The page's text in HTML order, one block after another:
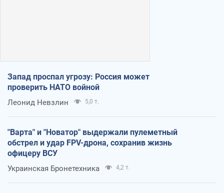
Запад проспал угрозу: Россия может
проверить НАТО войной
Леонид Невзлин 5,0 т.
"Варта" и "Новатор" выдержали пулеметный
обстрел и удар FPV-дрона, сохранив жизнь
офицеру ВСУ
Украинская Бронетехника 4,2 т.